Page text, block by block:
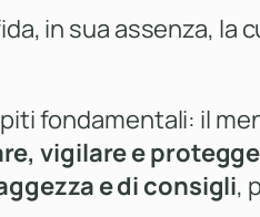
in sua assenza, la
fondamentali: il
vigilare e
e di consigli,